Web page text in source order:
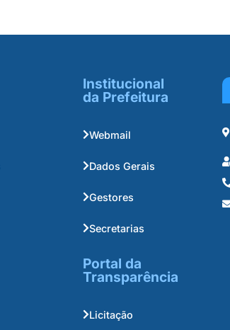
Institucional
da Prefeitura
Webmail
Dados Gerais
Gestores
Secretarias
Portal da
Transparência
Licitação